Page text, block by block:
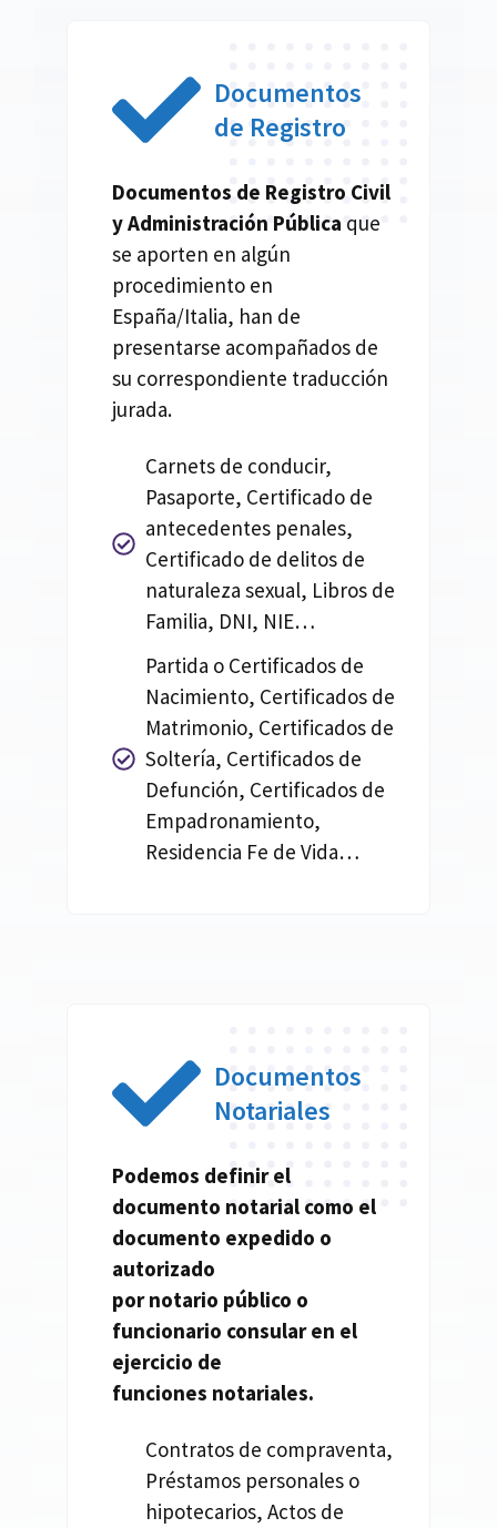
Documentos
de Registro
Documentos de Registro Civil
y Administración Pública que
se aporten en algún
procedimiento en
España/Italia, han de
presentarse acompañados de
su correspondiente traducción
jurada.
Carnets de conducir,
Pasaporte, Certificado de
antecedentes penales,
Certificado de delitos de
naturaleza sexual, Libros de
Familia, DNI, NIE…
Partida o Certificados de
Nacimiento, Certificados de
Matrimonio, Certificados de
Soltería, Certificados de
Defunción, Certificados de
Empadronamiento,
Residencia Fe de Vida…
Documentos
Notariales
Podemos definir el
documento notarial como el
documento expedido o
autorizado
pornotario público o
funcionario consular en el
ejercicio de
funciones notariales.
Contratos de compraventa,
Préstamos personales o
hipotecarios, Actos de